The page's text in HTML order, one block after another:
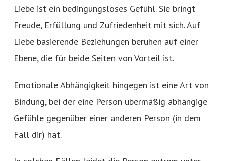
Liebe ist ein bedingungsloses Gefühl. Sie bringt
Freude, Erfüllung und Zufriedenheit mit sich. Auf
Liebe basierende Beziehungen beruhen auf einer
Ebene, die für beide Seiten von Vorteil ist.
Emotionale Abhängigkeit hingegen ist eine Art von
Bindung, bei der eine Person übermäßig abhängige
Gefühle gegenüber einer anderen Person (in dem
Fall dir) hat.